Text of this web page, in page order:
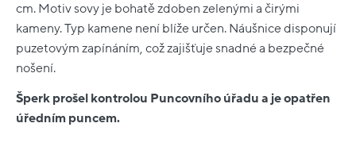
cm. Motiv sovy je bohatě zdoben zelenými a čirými
kameny. Typ kamene není blíže určen. Náušnice disponují
puzetovým zapínáním, což zajišťuje snadné a bezpečné
nošení.
Šperk prošel kontrolou Puncovního úřadu a je opatřen
úředním puncem.